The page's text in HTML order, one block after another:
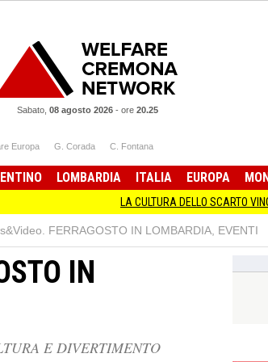
Sabato, 08 agosto 2026- ore 20.25
Europa G. Corada C. Fontana
LOMBARDIA ITALIA EUROPA
LA CULTURA DELLO SCARTO VINCENZO
FERRAGOSTO IN LOMBARDIA, EVENTI
IN
E DIVERTIMENTO